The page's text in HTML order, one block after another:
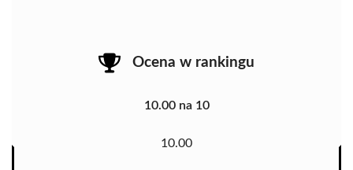
Ocena w rankingu
10.00 na 10
10.00